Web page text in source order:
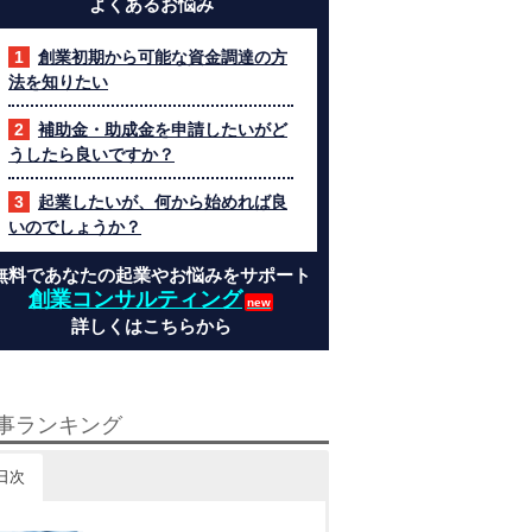
創業初期から可能な資金調達の方
法を知りたい
補助金・助成金を申請したいがど
うしたら良いですか？
起業したいが、何から始めれば良
いのでしょうか？
料であなたの起業やお悩みをサポート
創業コンサルティング
詳しくはこちらから
ランキング
次